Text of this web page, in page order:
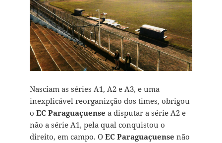
Nasciam as séries A1, A2 e A3, e uma
inexplicável reorganizção dos times, obrigou
o EC Paraguaçuense a disputar a série A2 e
não a série A1, pela qual conquistou o
direito, em campo. O EC Paraguaçuense não